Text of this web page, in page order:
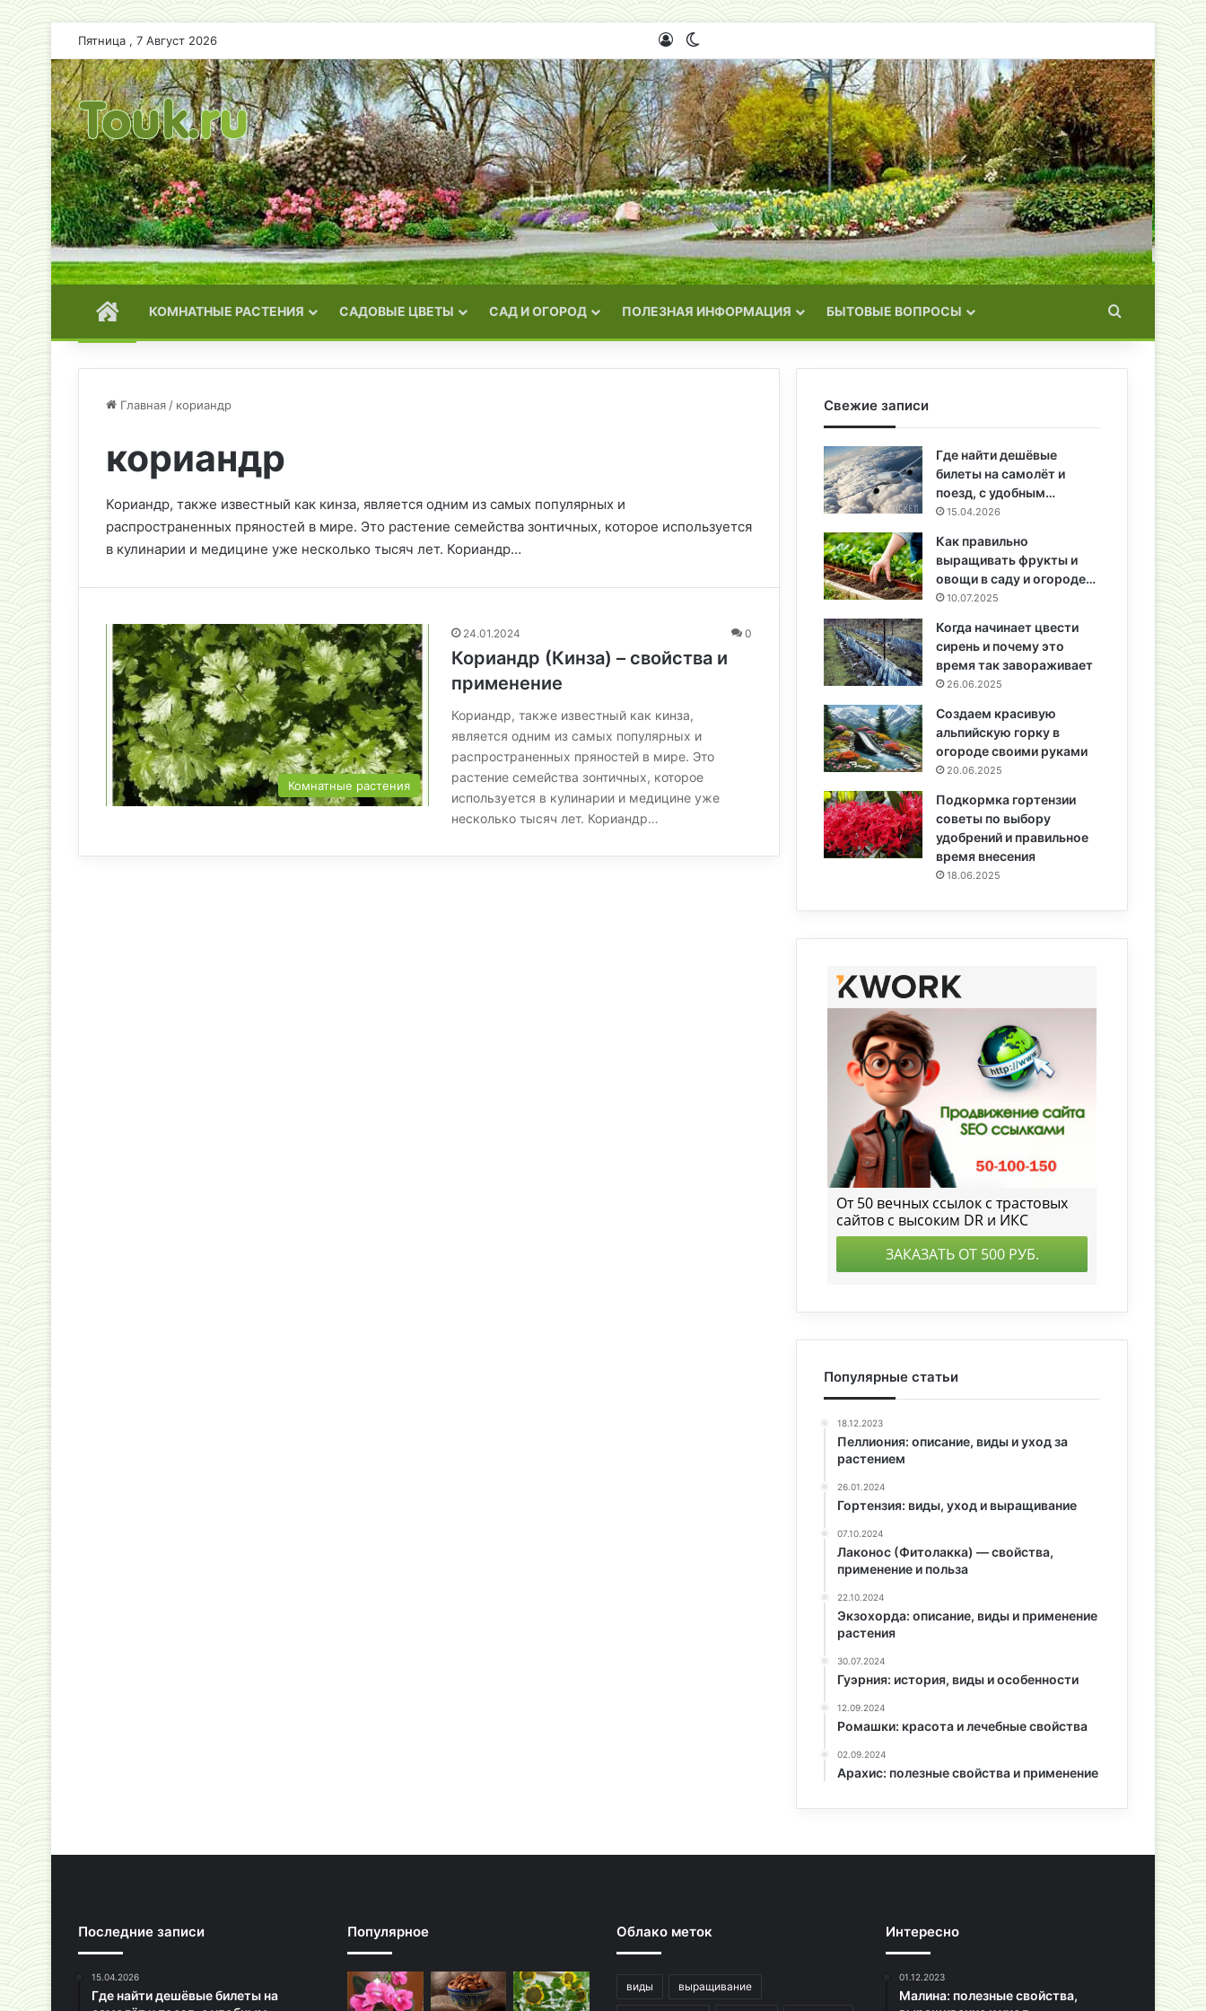
Пятница , 7 Август 2026 Войти
ГЛАВНАЯКОМНАТНЫЕ РАСТЕНИЯ САДОВЫЕ ЦВЕТЫ САД И ОГОРОД ПОЛЕЗНАЯ ИНФОРМАЦИЯ БЫТОВЫЕ ВОПРОСЫ Искать
Главная / кориандр
кориандр
Кориандр, также известный как кинза, является одним из самых популярных и
распространенных пряностей в мире. Это растение семейства зонтичных, которое используется
в кулинарии и медицине уже несколько тысяч лет. Кориандр…
Комнатные растения
24.01.2024 0
Кориандр (Кинза) – свойства и
применение
Кориандр, также известный как кинза,
является одним из самых популярных и
распространенных пряностей в мире. Это
растение семейства зонтичных, которое
используется в кулинарии и медицине уже
несколько тысяч лет. Кориандр…
Свежие записи
Где найти дешёвые
билеты на самолёт и
поезд, с удобным…
15.04.2026
Как правильно
выращивать фрукты и
овощи в саду и огороде…
10.07.2025
Когда начинает цвести
сирень и почему это
время так завораживает
26.06.2025
Создаем красивую
альпийскую горку в
огороде своими руками
20.06.2025
Подкормка гортензии
советы по выбору
удобрений и правильное
время внесения
18.06.2025
Популярные статьи
18.12.2023
Пеллиония: описание, виды и уход за
растением
26.01.2024
Гортензия: виды, уход и выращивание
07.10.2024
Лаконос (Фитолакка) — свойства,
применение и польза
22.10.2024
Экзохорда: описание, виды и применение
растения
30.07.2024
Гуэрния: история, виды и особенности
12.09.2024
Ромашки: красота и лечебные свойства
02.09.2024
Арахис: полезные свойства и применение
Последние записи
15.04.2026
Где найти дешёвые билеты на
Популярное Облако меток
виды выращивание
Интересно
01.12.2023
Малина: полезные свойства,